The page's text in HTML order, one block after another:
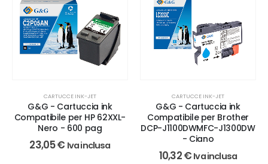
CARTUCCE INK-JET
G&G - Cartuccia ink
Compatibile per HP 62XXL-
Nero - 600 pag
23,05€ Iva inclusa
CARTUCCE INK-JET
G&G - Cartuccia ink
Compatibile per Brother
DCP-J1100DWMFC-J1300DW
- Ciano
10,32€ Iva inclusa